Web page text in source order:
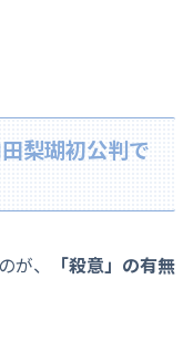
梨瑚初公判で
が、
「殺意」の有無